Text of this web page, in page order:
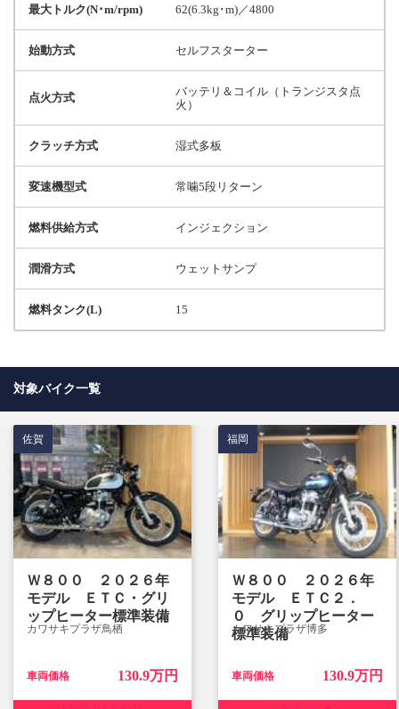
最大トルク(N･m/rpm) 62(6.3kg･m)／4800
始動方式 セルフスターター
点火方式
バッテリ＆コイル（トランジスタ点
火）
クラッチ方式 湿式多板
変速機型式 常噛5段リターン
燃料供給方式 インジェクション
潤滑方式 ウェットサンプ
燃料タンク(L) 15
対象バイク一覧
Ｗ８００ ２０２６年
モデル ＥＴＣ・グリ
ップヒーター標準装備
カワサキプラザ鳥栖
佐賀
車両価格 130.9万円
Ｗ８００ ２０２６年
モデル ＥＴＣ２．
０ グリップヒーター
標準装備
カワサキプラザ博多
福岡
車両価格 130.9万円